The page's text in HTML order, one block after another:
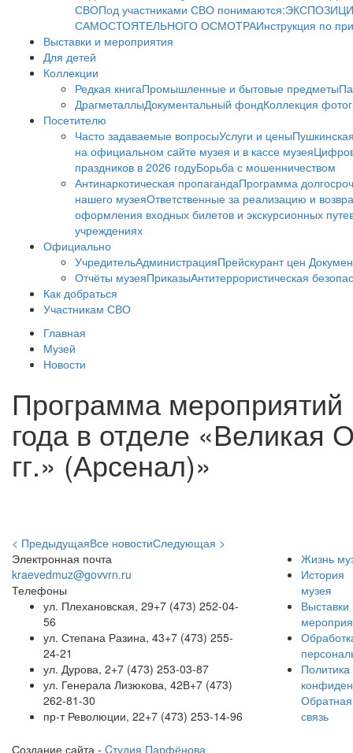
СВОПод участниками СВО понимаются:
САМОСТОЯТЕЛЬНОГО ОСМОТРАИнструкция по
Выставки и мероприятия
Для детей
Коллекции
Редкая книгаПромышленные и бытовые предметы
ДрагметаллыДокументальный фондКоллекция
Посетителю
Часто задаваемые вопросыУслуги и цены
на официальном сайте музея и в кассе музея
праздников в 2026 годуБорьба с мошенничеством
Антинаркотическая пропагандаПрограмма
нашего музеяОтветственные за реализацию и
оформления входных билетов и экскурсионных
учреждениях
Официально
УчредительАдминистрацияПрейскурант цен
Отчёты музеяПриказыАнтитеррористическая
Как добраться
Участникам СВО
Главная
Музей
Новости
Программа
года в отделе «Великая
гг.» (Арсенал)»
< ПредыдущаяВсе новостиСледующая >
Электронная почта
kraevedmuz@govvrn.ru
Телефоны
ул. Плехановская, 29+7 (473) 252-04-
56
ул. Степана Разина, 43+7 (473) 255-
24-21
ул. Дурова, 2+7 (473) 253-03-87
ул. Генерала Лизюкова, 42В+7 (473)
262-81-30
пр-т Революции, 22+7 (473) 253-14-96
Жизнь
История
музея
Выставки
Политика
Обратная
связь
Создание сайта - Cтудия Парфёнова